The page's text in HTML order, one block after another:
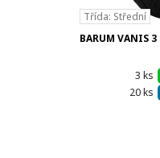
Třída: Střední
BARUM VANIS
3 ks
20 ks